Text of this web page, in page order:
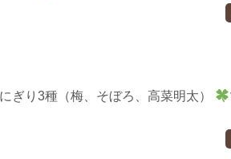
ぎり3種（梅、そぼろ、高菜明太）